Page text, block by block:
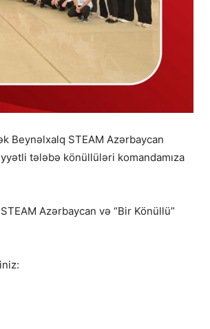
Beynəlxalq STEAM Azərbaycan
tələbə könüllüləri komandamıza
Azərbaycan və “Bir Könüllü”